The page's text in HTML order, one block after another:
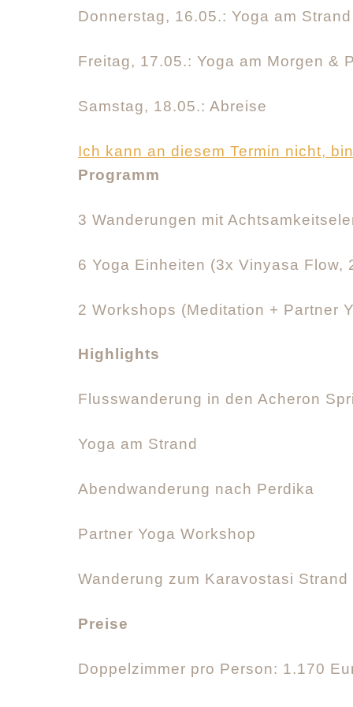
Donnerstag, 16.05.: Yoga am
Freitag, 17.05.: Yoga am Morgen &
Samstag, 18.05.: Abreise
Ich kann an diesem Termin nicht,
Programm
3 Wanderungen mit
6 Yoga Einheiten (3x Vinyasa Flow,
2 Workshops (Meditation + Partner
Highlights
Flusswanderung in den Acheron
Yoga am Strand
Abendwanderung nach Perdika
Partner Yoga Workshop
Wanderung zum Karavostasi Strand
Preise
Doppelzimmer pro Person: 1.170